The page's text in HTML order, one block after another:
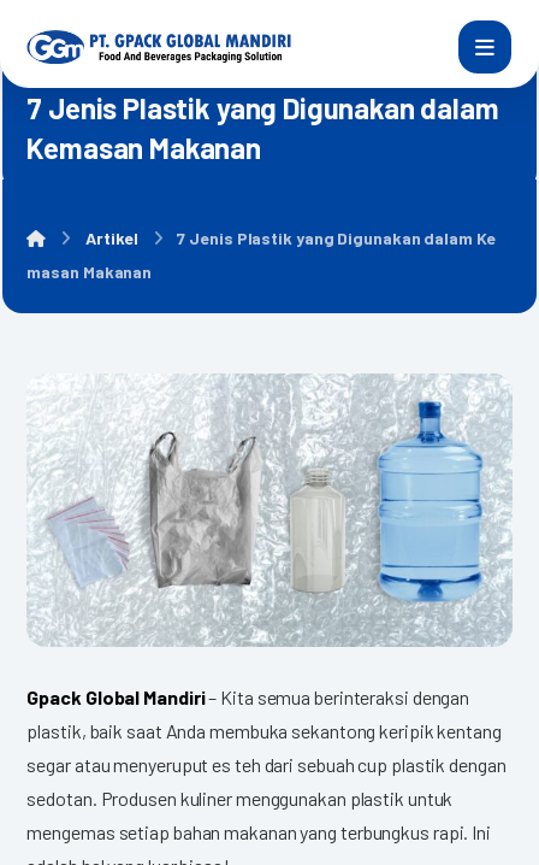
7 Jenis Plastik yang Digunakan dalam
Kemasan Makanan
Artikel
7 Jenis Plastik yang Digunakan dalam Ke
masan Makanan
Gpack Global Mandiri– Kita semua berinteraksi dengan
plastik, baik saat Anda membuka sekantong keripik kentang
segar atau menyeruput es teh dari sebuah cup plastik dengan
sedotan. Produsen kuliner menggunakan plastik untuk
mengemas setiap bahan makanan yang terbungkus rapi. Ini